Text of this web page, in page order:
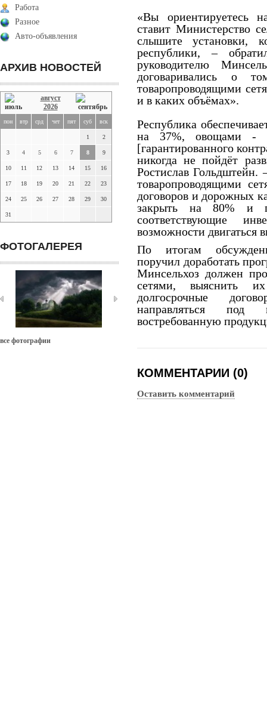
Работа
Разное
Авто-объявления
АРХИВ НОВОСТЕЙ
август
2026
пон втр срд чет пят суб вск
1 2
3 4 5 6 7 8 9
10 11 12 13 14 15 16
17 18 19 20 21 22 23
24 25 26 27 28 29 30
31
ФОТОГАЛЕРЕЯ
все фотографии
«Вы ориентируетесь
ставит Министерство
слышите установки,
республики, –
руководителю
договаривались о
товаропроводящими
и в каких объёмах».
Республика
на 37%, овощами -
[гарантированного
никогда не пойдёт
Ростислав Гольдштейн.
товаропроводящими
договоров и дорожных
закрыть на 80% и
соответствующие
возможности двигаться
По итогам
поручил доработать
Минсельхоз должен
сетями, выяснить
долгосрочные
направляться под
востребованную
КОММЕНТАРИИ (0)
Оставить комментарий